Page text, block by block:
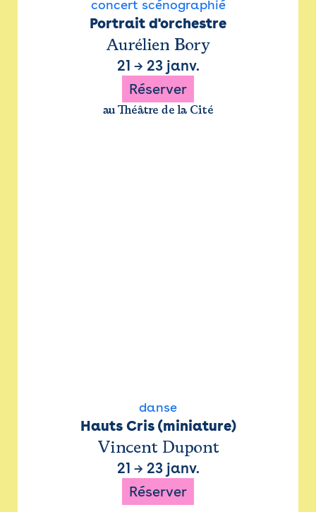
concert scénographié
Portrait d'orchestre
Aurélien Bory
21 → 23 janv.
Réserver
au Théâtre de la Cité
danse
Hauts Cris (miniature)
Vincent Dupont
21 → 23 janv.
Réserver